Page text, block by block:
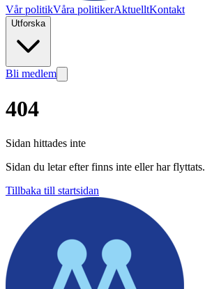
Vår politikVåra politikerAktuelltKontakt
Utforska
Bli medlem
404
Sidan hittades inte
Sidan du letar efter finns inte eller har flyttats.
Tillbaka till startsidan